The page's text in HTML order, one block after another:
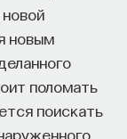
новым
поломать
поискать
с пинцетом
вы вполне
опыту.